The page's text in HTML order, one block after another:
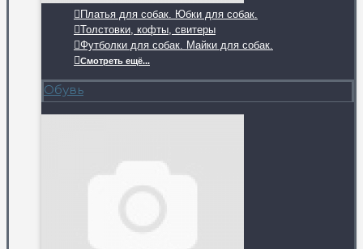
Платья для собак. Юбки для собак.
Толстовки, кофты, свитеры
Футболки для собак. Майки для собак.
Смотреть ещё...
Обувь